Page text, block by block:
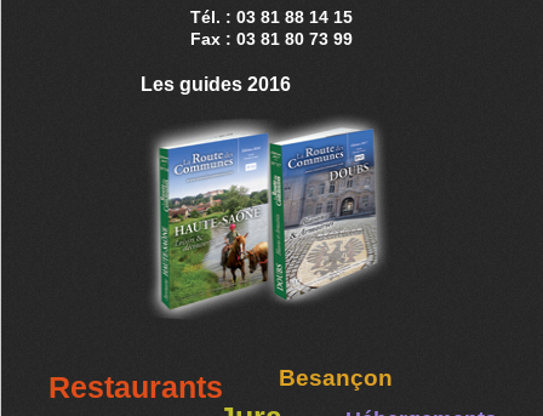
Tél. : 03 81 88 14 15
Fax : 03 81 80 73 99
Les guides 2016
Restaurants Besançon